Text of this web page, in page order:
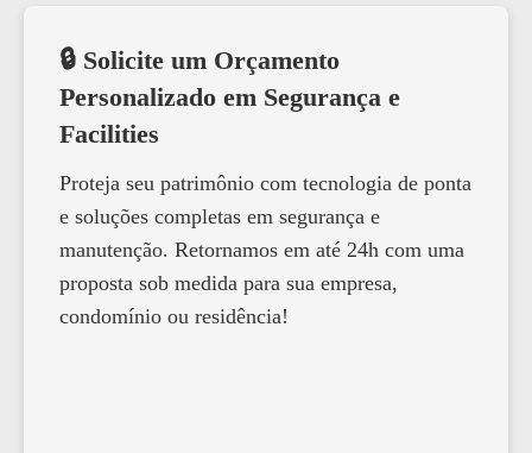
🔒 Solicite um Orçamento
Personalizado em Segurança e
Facilities
Proteja seu patrimônio com tecnologia de ponta
e soluções completas em segurança e
manutenção. Retornamos em até 24h com uma
proposta sob medida para sua empresa,
condomínio ou residência!